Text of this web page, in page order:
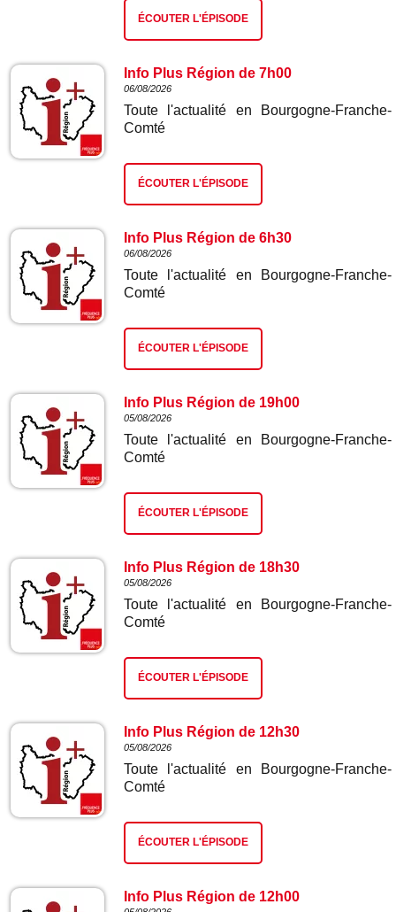
ÉCOUTER L'ÉPISODE
Info Plus Région de 7h00
06/08/2026
Toute l'actualité en Bourgogne-Franche-
Comté
ÉCOUTER L'ÉPISODE
Info Plus Région de 6h30
06/08/2026
Toute l'actualité en Bourgogne-Franche-
Comté
ÉCOUTER L'ÉPISODE
Info Plus Région de 19h00
05/08/2026
Toute l'actualité en Bourgogne-Franche-
Comté
ÉCOUTER L'ÉPISODE
Info Plus Région de 18h30
05/08/2026
Toute l'actualité en Bourgogne-Franche-
Comté
ÉCOUTER L'ÉPISODE
Info Plus Région de 12h30
05/08/2026
Toute l'actualité en Bourgogne-Franche-
Comté
ÉCOUTER L'ÉPISODE
Info Plus Région de 12h00